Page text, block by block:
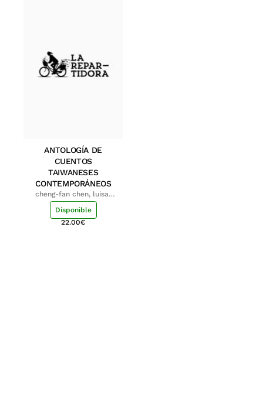
ANTOLOGÍA DE
CUENTOS
TAIWANESES
CONTEMPORÁNEOS
cheng-fan chen, luisa;
shu-ying chang, luisa
Disponible
22.00€